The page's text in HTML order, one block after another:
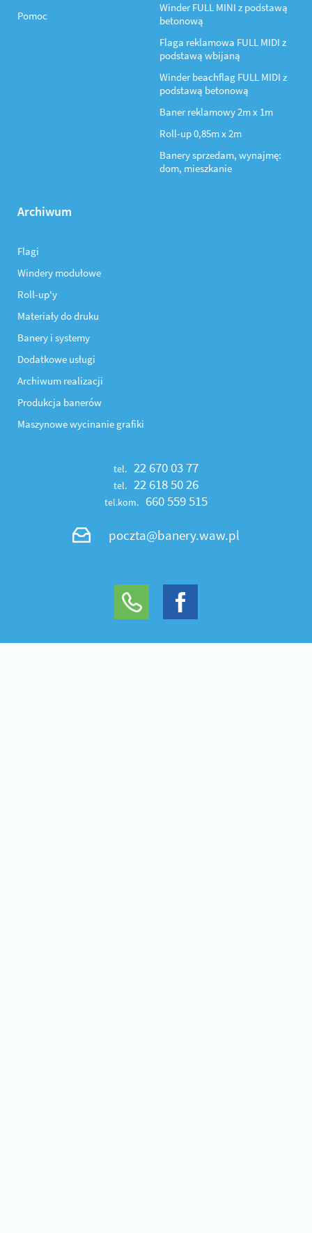
Pomoc
Winder FULL MINI z podstawą
betonową
Flaga reklamowa FULL MIDI z
podstawą wbijaną
Winder beachflag FULL MIDI z
podstawą betonową
Baner reklamowy 2m x 1m
Roll-up 0,85m x 2m
Banery sprzedam, wynajmę:
dom, mieszkanie
Archiwum
Flagi
Windery modułowe
Roll-up'y
Materiały do druku
Banery i systemy
Dodatkowe usługi
Archiwum realizacji
Produkcja banerów
Maszynowe wycinanie grafiki
tel. 22 670 03 77
tel. 22 618 50 26
tel.kom. 660 559 515
poczta@banery.waw.pl